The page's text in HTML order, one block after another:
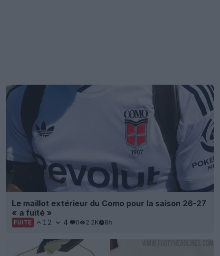
Le maillot extérieur du Como pour la saison 26-27
« a fuité »
FUITE 12 4 0 2.2K 8h